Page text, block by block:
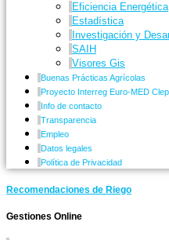
Eficiencia Energética
Estadística
Investigación y
SAIH
Visores Gis
Buenas Prácticas Agrícolas
Proyecto Interreg Euro-MED
Info de contacto
Transparencia
Empleo
Datos legales
Política de Privacidad
Recomendaciones de Riego
Gestiones Online